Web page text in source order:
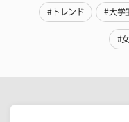
#トレンド #大学
#